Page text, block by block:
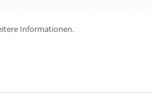
Informationen.